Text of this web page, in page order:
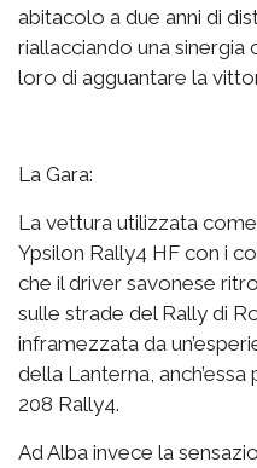
abitacolo a due anni di
riallacciando una
loro di agguantare la
La Gara:
La vettura utilizzata
Ypsilon Rally4 HF con i
che il driver savonese
sulle strade del Rally di
inframezzata da
della Lanterna,
208 Rally4.
Ad Alba invece la